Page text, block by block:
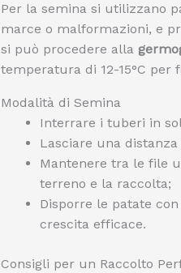
Per la semina si utilizzano
marce o malformazioni, e
si può procedere alla
temperatura di 12-15°C
Modalità di Semina
Interrare i tuberi in
Lasciare una
Mantenere tra le file
terreno e la raccolta;
Disporre le patate
crescita efficace.
Consigli per un Raccolto